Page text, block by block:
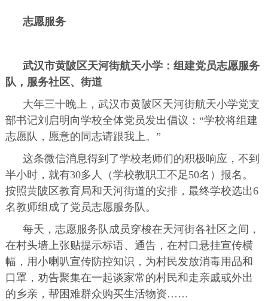
志愿服务
武汉市黄陂区天河街航天小学：组建党员志愿服务
队，服务社区、街道
大年三十晚上，武汉市黄陂区天河街航天小学党支
部书记刘启明向学校全体党员发出倡议：“学校将组建
志愿队，愿意的同志请跟我上。”
这条微信消息得到了学校老师们的积极响应，不到
半小时，就有30多人（学校教职工不足50名）报名。
按照黄陂区教育局和天河街道的安排，最终学校选出6
名教师组成了党员志愿服务队。
每天，志愿服务队成员穿梭在天河街各社区之间，
在村头墙上张贴提示标语、通告，在村口悬挂宣传横
幅，用小喇叭宣传防控知识，为村民发放消毒用品和
口罩，劝告聚集在一起谈家常的村民和走亲戚或外出
的乡亲，帮困难群众购买生活物资……